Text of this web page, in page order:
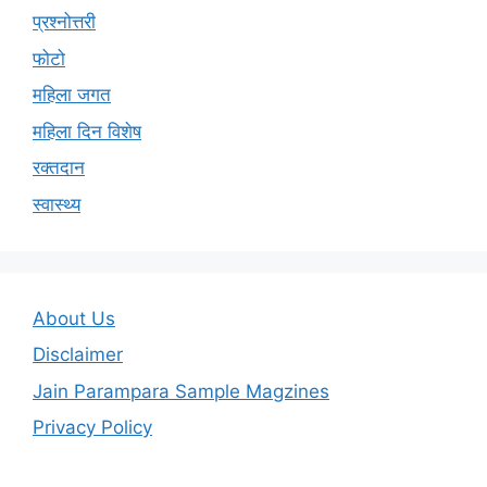
प्रश्नोत्तरी
फोटो
महिला जगत
महिला दिन विशेष
रक्तदान
स्वास्थ्य
About Us
Disclaimer
Jain Parampara Sample Magzines
Privacy Policy